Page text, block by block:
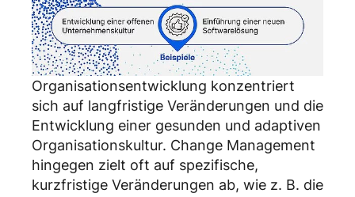
Organisationsentwicklung konzentriert
sich auf langfristige Veränderungen und die
Entwicklung einer gesunden und adaptiven
Organisationskultur. Change Management
hingegen zielt oft auf spezifische,
kurzfristige Veränderungen ab, wie z. B. die